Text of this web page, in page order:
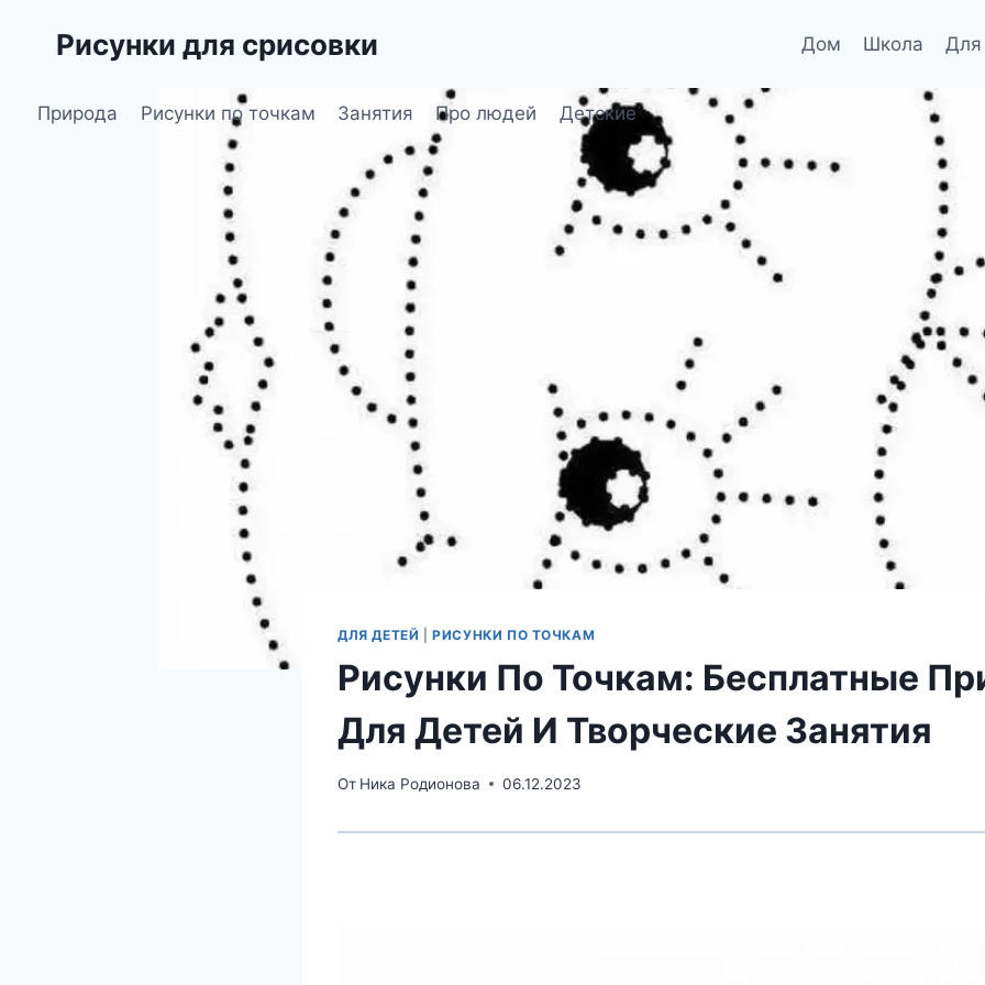
Рисунки для срисовки Дом Школа Для
Природа Рисунки по точкам Занятия Про людей Детские
ДЛЯ ДЕТЕЙ |РИСУНКИ ПО ТОЧКАМ
Рисунки По Точкам: Бесплатные
Для Детей И Творческие Занятия
От Ника Родионова 06.12.2023